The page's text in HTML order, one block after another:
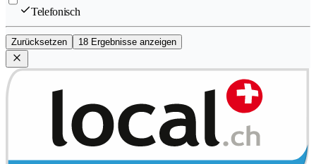
Telefonisch
Zurücksetzen 18 Ergebnisse anzeigen